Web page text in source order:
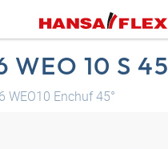
WEO 10 S 45
WEO10 Enchuf 45°